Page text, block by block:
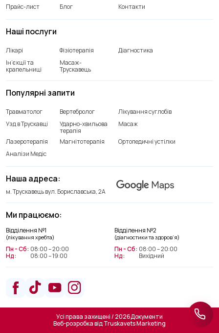
Прайс-лист
Блог Контакти
Наші послуги
Лікарі Фізіотерапія
Діагностика
Ін’єкції та
крапельниці
Масаж-
Трускавець
Ми працюємо:
Відділення №1
(лікування хребта)
Пн - Сб: 08:00 – 20:00
Нд:
08:00 – 19:00
Відділення №2
(діагностики та здоров’я)
Пн - Сб: 08:00 – 20:00
Нд:
Вихідний
Наша адреса:
м. Трускавець вул. Бориславська, 2А
Популярні запити
Травматолог Вертебролог
Лікування суглобів
Узд в Трускавці
Ударно-хвильова
терапія
Масаж
Лазеротерапія Магнітотерапія
Ортопедичні устілки
Аналізи Медіс
Усі права захищені / 2026Документи
Веб-розробка відTruskavets Marketing
+38(066) 209 52 46
Відділення діагностики та
здоров’я